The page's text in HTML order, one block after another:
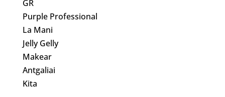
GR
Purple Professional
La Mani
Jelly Gelly
Makear
Antgaliai
Kita